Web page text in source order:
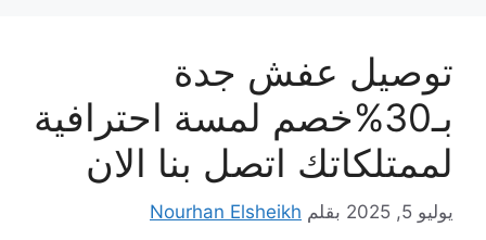
توصيل عفش جدة
بـ30%خصم لمسة احترافية
لممتلكاتك اتصل بنا الان
يوليو 5, 2025 بقلم Nourhan Elsheikh